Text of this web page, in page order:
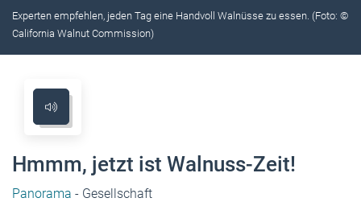
Experten empfehlen, jeden Tag eine Handvoll Walnüsse zu essen. (Foto: ©
California Walnut Commission)
Hmmm, jetzt ist Walnuss-Zeit!
Panorama - Gesellschaft